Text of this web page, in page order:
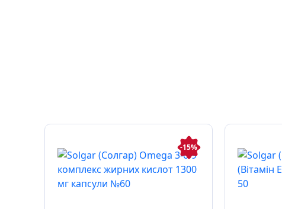
-15%